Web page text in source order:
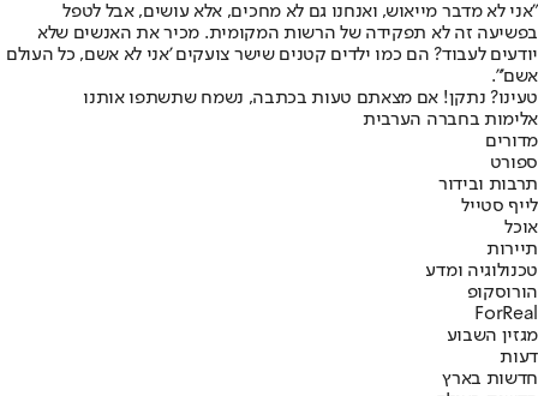
"אני לא מדבר מייאוש, ואנחנו גם לא מחכים, אלא עושים, אבל לטפל
בפשיעה זה לא תפקידה של הרשות המקומית. מכיר את האנשים שלא
יודעים לעבוד? הם כמו ילדים קטנים שישר צועקים 'אני לא אשם, כל העולם
אשם'".
טעינו? נתקן! אם מצאתם טעות בכתבה, נשמח שתשתפו אותנו
אלימות בחברה הערבית
מדורים
ספורט
תרבות ובידור
לייף סטייל
אוכל
תיירות
טכנולוגיה ומדע
הורוסקופ
ForReal
מגזין השבוע
דעות
חדשות בארץ